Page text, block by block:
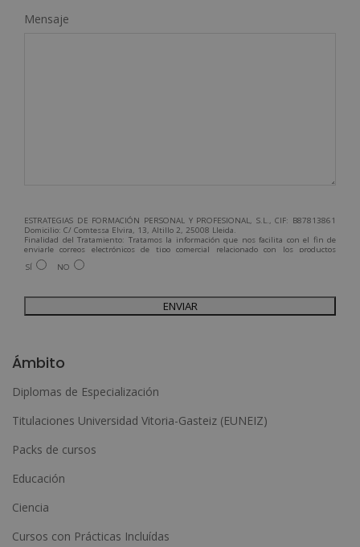
Mensaje
ESTRATEGIAS DE FORMACIÓN PERSONAL Y PROFESIONAL, S.L., CIF: B87813861
Domicilio: C/ Comtessa Elvira, 13, Altillo 2, 25008 Lleida.
Finalidad del Tratamiento: Tratamos la información que nos facilita con el fin de
enviarle correos electrónicos de tipo comercial relacionado con los productos
ofrecidos y otros tipo de productos que fueran de su interés.
Legitimación del tratamiento: Consentimiento del interesado.
Para más información consulte nuestra Política de Privacidad.
Desea recibir información comercial (vía telefónica y/o email):
SÍ NO
e
r
n
i
v
Ámbito
Diplomas de Especialización
Titulaciones Universidad Vitoria-Gasteiz (EUNEIZ)
Packs de cursos
Educación
Ciencia
Cursos con Prácticas Incluídas